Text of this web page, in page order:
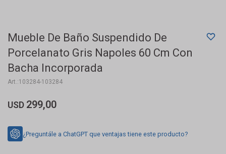
Mueble De Baño Suspendido De
Porcelanato Gris Napoles 60 Cm Con
Bacha Incorporada
103284-103284
USD 299,00
¿Preguntále a ChatGPT que ventajas tiene este producto?